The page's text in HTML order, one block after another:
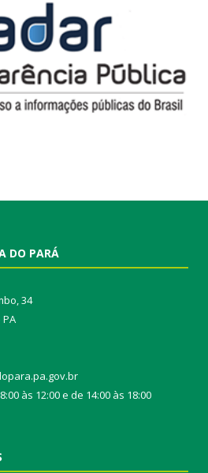
DO PARÁ
34
às 12:00 e de 14:00 às 18:00